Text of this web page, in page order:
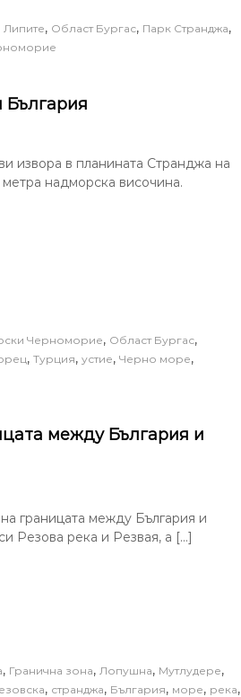
Липите, Област Бургас, Парк Странджа,
България
извора в планината Странджа на
надморска височина.
Черноморие, Област Бургас,
, Турция, устие, Черно море,
между България и
границата между България и
Резова река и Резвая, а […]
, Гранична зона, Лопушна, Мутлудере,
, странджа, България, море, река,